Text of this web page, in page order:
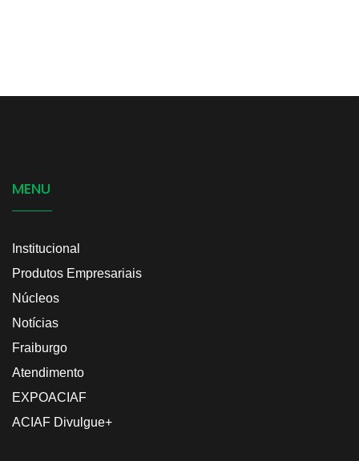
MENU
Institucional
Produtos Empresariais
Núcleos
Notícias
Fraiburgo
Atendimento
EXPOACIAF
ACIAF Divulgue+